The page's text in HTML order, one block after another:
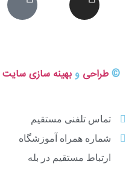
©طراحی وبهینه سازی سایت
تماس تلفنی مستقیم
شماره همراه آموزشگاه
ارتباط مستقیم در بله